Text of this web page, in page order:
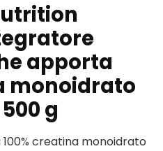
apporta
monoidrato
g
creatina monoidrato